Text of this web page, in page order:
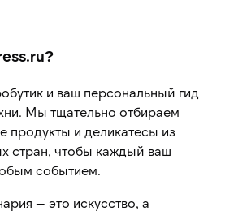
и ваш персональный гид
Мы тщательно отбираем
продукты и деликатесы из
стран, чтобы каждый ваш
событием.
— это искусство, а